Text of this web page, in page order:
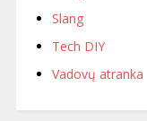
Slang
Tech DIY
Vadovų atranka